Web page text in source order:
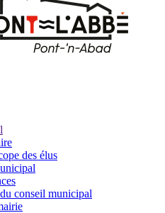
des élus
conseil municipal